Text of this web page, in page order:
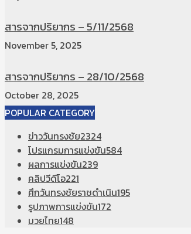
สารจากปริยากร – 5/11/2568
November 5, 2025
สารจากปริยากร – 28/10/2568
October 28, 2025
POPULAR CATEGORY
ข่าววันทรงชัย2324
โปรแกรมการแข่งขัน584
ผลการแข่งขัน239
คลิปวีดีโอ221
ศึกวันทรงชัยราชดำเนิน195
รูปภาพการแข่งขัน172
มวยไทย148